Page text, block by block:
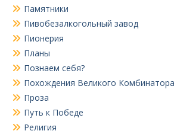
Памятники
Пивобезалкогольный завод
Пионерия
Планы
Познаем себя?
Похождения Великого Комбинатора
Проза
Путь к Победе
Религия